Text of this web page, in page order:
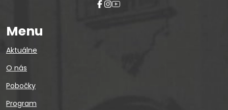
Menu
Aktuálne
O nás
Pobočky
Program